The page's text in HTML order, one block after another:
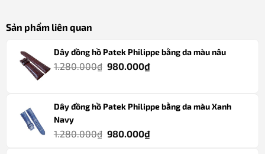
Sản phẩm liên quan
Dây đồng hồ Patek Philippe bằng da màu nâu
1.280.000₫ Giá
1.280.000₫.
980.000₫Giá
là:
Dây đồng hồ Patek Philippe bằng da màu Xanh
Navy
1.280.000₫ Giá
980.000₫Giá